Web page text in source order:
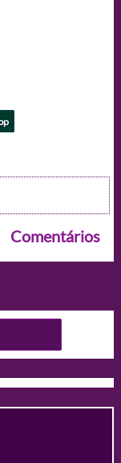
Comentários